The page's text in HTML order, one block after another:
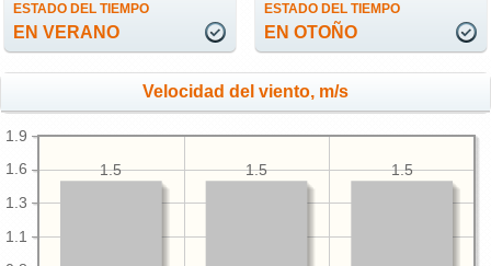
ESTADO DEL TIEMPO
EN VERANO
ESTADO DEL TIEMPO
EN OTOÑO
Velocidad del viento, m/s
1.1
1.3
1.6
1.9
1.5
1.5
1.5